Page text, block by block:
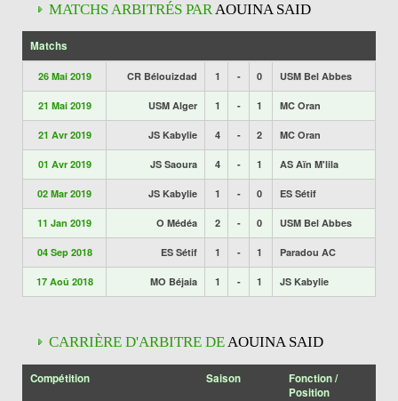
MATCHS ARBITRÉS PARAOUINA SAID
Matchs
26 Mai 2019 CR Bélouizdad 1 - 0 USM Bel Abbes
21 Mai 2019 USM Alger 1 - 1 MC Oran
21 Avr 2019 JS Kabylie 4 - 2 MC Oran
01 Avr 2019 JS Saoura 4 - 1 AS Aïn M'lila
02 Mar 2019 JS Kabylie 1 - 0 ES Sétif
11 Jan 2019 O Médéa 2 - 0 USM Bel Abbes
04 Sep 2018 ES Sétif 1 - 1 Paradou AC
17 Aoû 2018 MO Béjaia 1 - 1 JS Kabylie
CARRIÈRE D'ARBITRE DEAOUINA SAID
Compétition Saison
Fonction /
Position